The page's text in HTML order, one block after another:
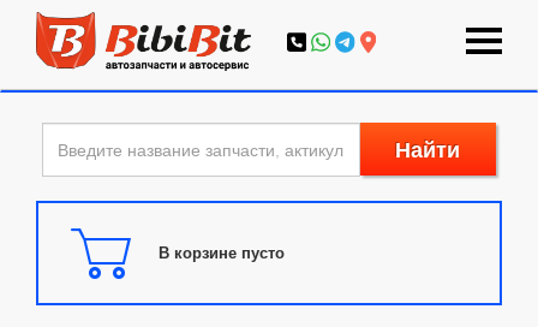
Найти
В корзине пусто